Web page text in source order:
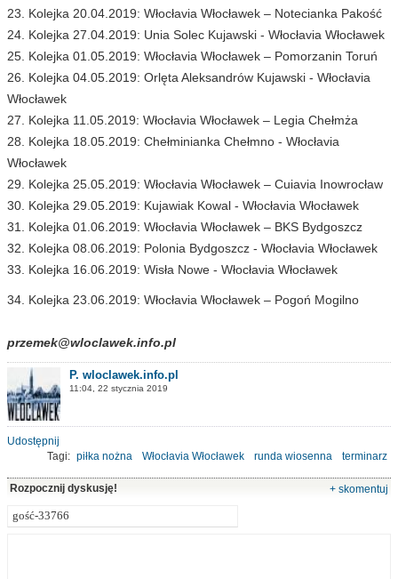
23. Kolejka 20.04.2019: Włocłavia Włocławek – Notecianka Pakość
24. Kolejka 27.04.2019: Unia Solec Kujawski - Włocłavia Włocławek
25. Kolejka 01.05.2019: Włocłavia Włocławek – Pomorzanin Toruń
26. Kolejka 04.05.2019: Orlęta Aleksandrów Kujawski - Włocłavia
Włocławek
27. Kolejka 11.05.2019: Włocłavia Włocławek – Legia Chełmża
28. Kolejka 18.05.2019: Chełminianka Chełmno - Włocłavia
Włocławek
29. Kolejka 25.05.2019: Włocłavia Włocławek – Cuiavia Inowrocław
30. Kolejka 29.05.2019: Kujawiak Kowal - Włocłavia Włocławek
31. Kolejka 01.06.2019: Włocłavia Włocławek – BKS Bydgoszcz
32. Kolejka 08.06.2019: Polonia Bydgoszcz - Włocłavia Włocławek
33. Kolejka 16.06.2019: Wisła Nowe - Włocłavia Włocławek
34. Kolejka 23.06.2019: Włocłavia Włocławek – Pogoń Mogilno
przemek@wloclawek.info.pl
P. wloclawek.info.pl
11:04, 22 stycznia 2019
Udostępnij
Tagi: piłka nożna Włocłavia Włocławek runda wiosenna terminarz
Rozpocznij dyskusję! + skomentuj